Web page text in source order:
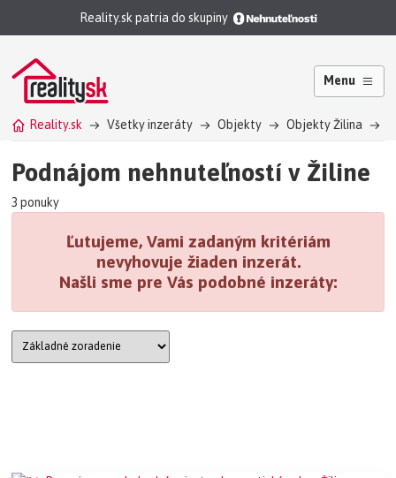
Reality.sk patria do skupiny
Menu
Reality.sk Všetky inzeráty Objekty Objekty Žilina
Podnájom nehnuteľností v Žiline
3 ponuky
Ľutujeme, Vami zadaným kritériám
nevyhovuje žiaden inzerát.
Našli sme pre Vás podobné inzeráty: